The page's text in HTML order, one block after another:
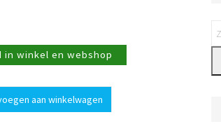
in winkel en webshop
aan winkelwagen